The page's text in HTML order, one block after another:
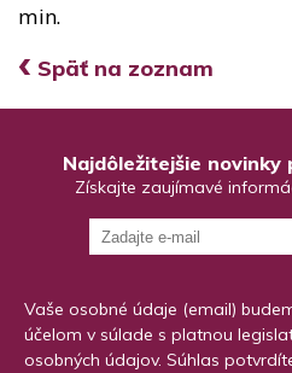
min.
‹ Späť na zoznam
Najdôležitejšie novinky
Získajte zaujímavé
Vaše osobné údaje (email)
účelom v súlade s platnou
osobných údajov. Súhlas